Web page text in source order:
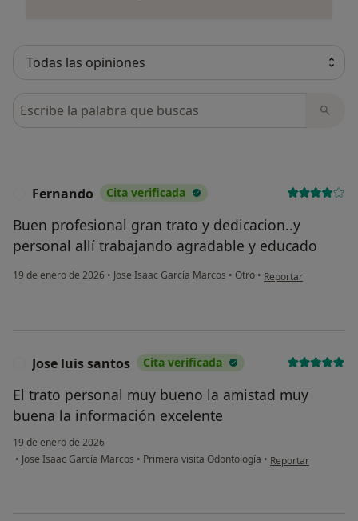
Busca en opiniones
Fernando Cita verificada
Buen profesional gran trato y dedicacion..y
personal allí trabajando agradable y educado
19 de enero de 2026 • Jose Isaac García Marcos • Otro • en opinión del
Reportar
Jose luis santos Cita verificada
El trato personal muy bueno la amistad muy
buena la información excelente
19 de enero de 2026
• Jose Isaac García Marcos • Primera visita Odontología • en opinión del
Reportar